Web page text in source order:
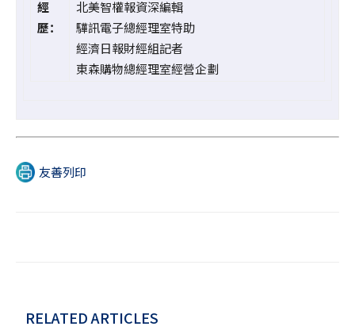
經
歷：
北美智權報資深編輯
驊訊電子總經理室特助
經濟日報財經組記者
東森購物總經理室經營企劃
友善列印
RELATED ARTICLES